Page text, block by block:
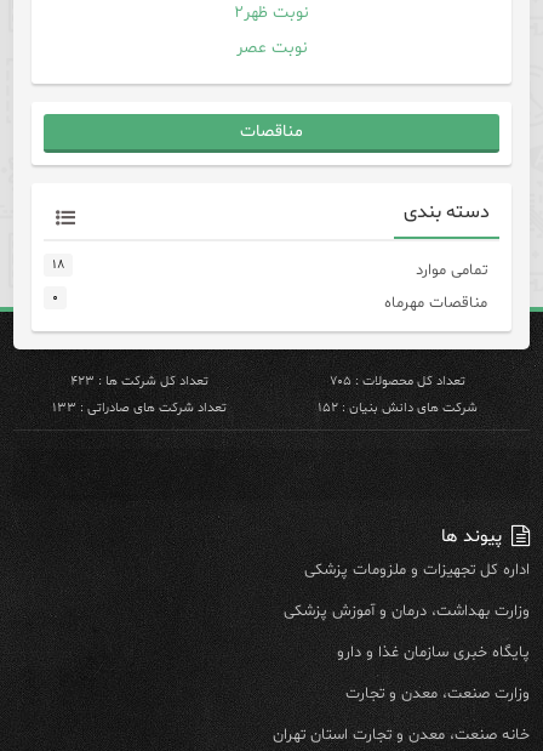
نوبت ظهر۲
نوبت عصر
مناقصات
دسته بندی
تمامی موارد ۱۸
مناقصات مهرماه ۰
تعداد کل محصولات : ۷۰۵
تعداد کل شرکت ها : ۴۲۳
شرکت های دانش بنیان : ۱۵۲
تعداد شرکت های صادراتی : ۱۳۳
پیوند ها
اداره کل تجهیزات و ملزومات پزشکی
وزارت بهداشت، درمان و آموزش پزشکی
پایگاه خبری سازمان غذا و دارو
وزارت صنعت، معدن و تجارت
خانه صنعت، معدن و تجارت استان تهران